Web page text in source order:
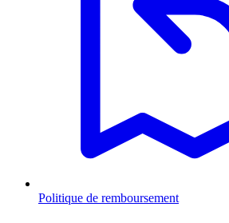
Politique de remboursement